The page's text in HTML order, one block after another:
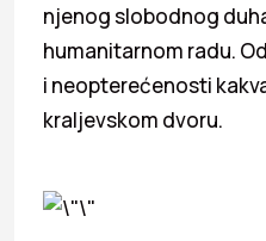
njenog slobodnog
humanitarnom radu.
i neopterećenosti
kraljevskom dvoru.